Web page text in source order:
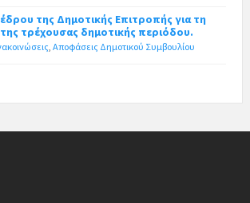
της Δημοτικής Επιτροπής για τη
τρέχουσας δημοτικής περιόδου.
Αποφάσεις Δημοτικού Συμβουλίου